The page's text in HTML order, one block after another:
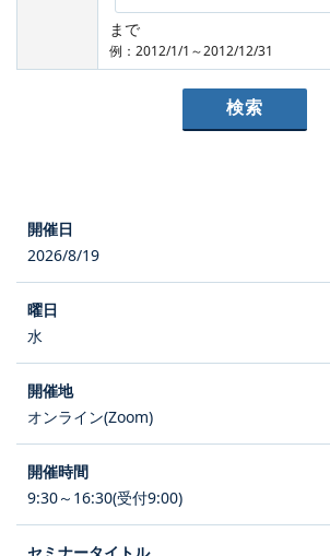
まで
例：2012/1/1～2012/12/31
2026/8/19
水
オンライン(Zoom)
9:30～16:30(受付9:00)